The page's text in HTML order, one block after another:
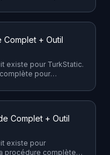
Complet + Outil
existe pour TurkStatic.
pour
Complet + Outil
existe pour
procédure complète